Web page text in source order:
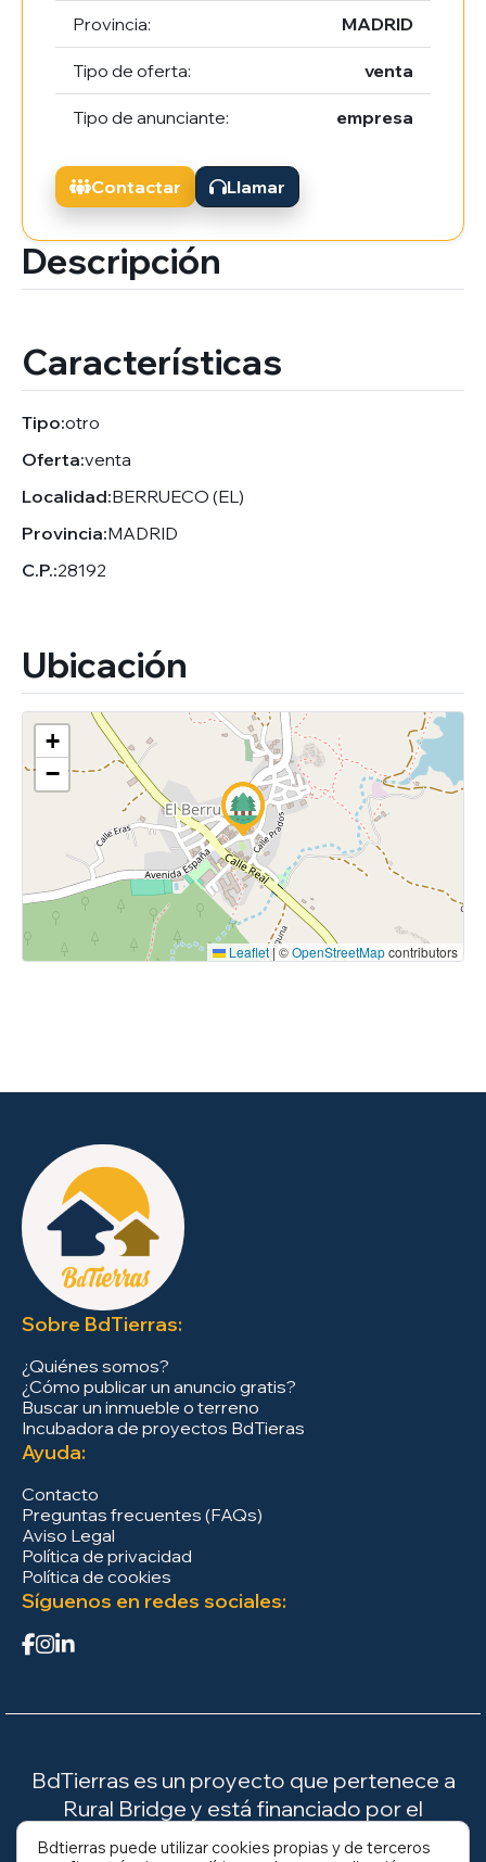
Descripción
Características
Tipo:otro
Oferta:venta
Localidad:BERRUECO (EL)
Provincia:MADRID
C.P.:28192
Ubicación
+
−
Leaflet|©OpenStreetMapcontributors
Provincia: MADRID
Tipo de oferta: venta
Tipo de anunciante: empresa
Contactar Llamar
Sobre BdTierras:
¿Quiénes somos?
¿Cómo publicar un anuncio gratis?
Buscar un inmueble o terreno
Incubadora de proyectos BdTieras
Ayuda:
Contacto
Preguntas frecuentes (FAQs)
Aviso Legal
Política de privacidad
Política de cookies
Síguenos en redes sociales:
BdTierras es un proyecto que pertenece a
Rural Bridge y está financiado por el
Ministerio para la Transición Ecológica y el
Bdtierras puede utilizar cookies propias y de terceros